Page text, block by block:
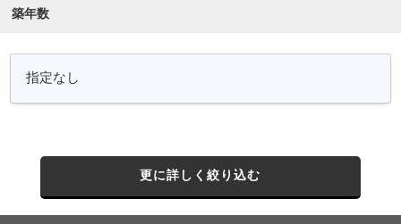
築年数
更に詳しく絞り込む